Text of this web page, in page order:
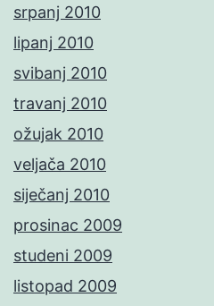
srpanj 2010
lipanj 2010
svibanj 2010
travanj 2010
ožujak 2010
veljača 2010
siječanj 2010
prosinac 2009
studeni 2009
listopad 2009